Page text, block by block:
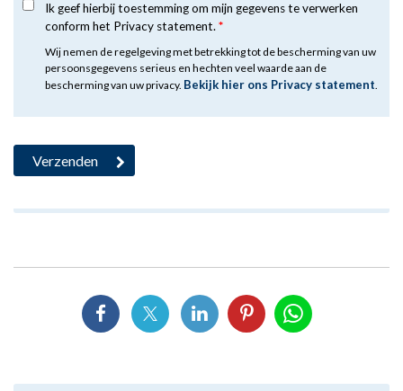
Ik geef hierbij toestemming om mijn gegevens te verwerken
conform het Privacy statement.*
Wij nemen de regelgeving met betrekking tot de bescherming van uw
persoonsgegevens serieus en hechten veel waarde aan de
bescherming van uw privacy. Bekijk hier ons Privacy statement.